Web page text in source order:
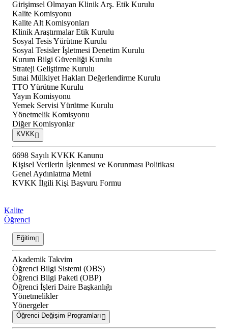
Girişimsel Olmayan Klinik Arş. Etik Kurulu
Kalite Komisyonu
Kalite Alt Komisyonları
Klinik Araştırmalar Etik Kurulu
Sosyal Tesis Yürütme Kurulu
Sosyal Tesisler İşletmesi Denetim Kurulu
Kurum Bilgi Güvenliği Kurulu
Strateji Geliştirme Kurulu
Sınai Mülkiyet Hakları Değerlendirme Kurulu
TTO Yürütme Kurulu
Yayın Komisyonu
Yemek Servisi Yürütme Kurulu
Yönetmelik Komisyonu
Diğer Komisyonlar
KVKK
6698 Sayılı KVKK Kanunu
Kişisel Verilerin İşlenmesi ve Korunması Politikası
Genel Aydınlatma Metni
KVKK İlgili Kişi Başvuru Formu
Kalite
Öğrenci
Eğitim
Akademik Takvim
Öğrenci Bilgi Sistemi (OBS)
Öğrenci Bilgi Paketi (OBP)
Öğrenci İşleri Daire Başkanlığı
Yönetmelikler
Yönergeler
Öğrenci Değişim Programları